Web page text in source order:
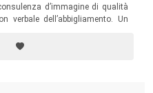
d’immagine di qualità
verbale dell’abbigliamento. Un
coach, addetti alle vendite di
stile interessati ad affinare le